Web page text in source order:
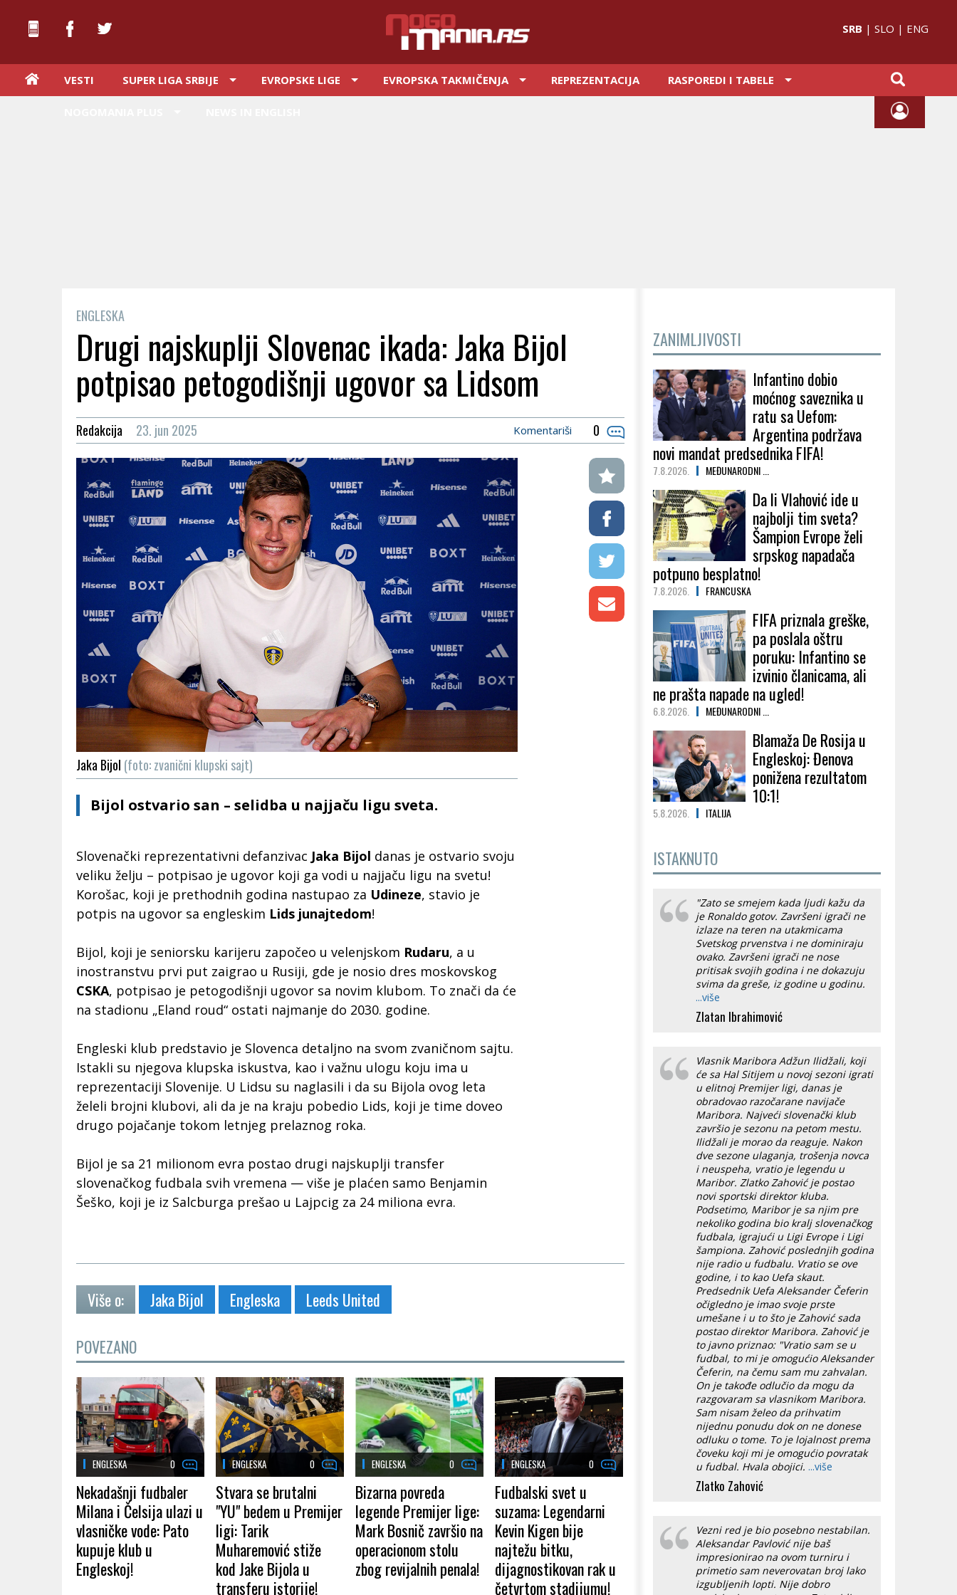
SRB | SLO | ENG
VESTI SUPER LIGA SRBIJE EVROPSKE LIGE EVROPSKA TAKMIČENJA REPREZENTACIJA RASPOREDI I TABELE
ENGLESKA
Drugi najskuplji Slovenac ikada: Jaka Bijol
potpisao petogodišnji ugovor sa Lidsom
Redakcija 23. jun 2025 0
Komentariši
Jaka Bijol (foto: zvanični klupski sajt)
Bijol ostvario san – selidba u najjaču ligu sveta.
Slovenački reprezentativni defanzivac Jaka Bijol danas je ostvario svoju
veliku želju – potpisao je ugovor koji ga vodi u najjaču ligu na svetu!
Korošac, koji je prethodnih godina nastupao za Udineze, stavio je
potpis na ugovor sa engleskim Lids junajtedom!
Bijol, koji je seniorsku karijeru započeo u velenjskom Rudaru, a u
inostranstvu prvi put zaigrao u Rusiji, gde je nosio dres moskovskog
CSKA, potpisao je petogodišnji ugovor sa novim klubom. To znači da će
na stadionu „Eland roud“ ostati najmanje do 2030. godine.
Engleski klub predstavio je Slovenca detaljno na svom zvaničnom sajtu.
Istakli su njegova klupska iskustva, kao i važnu ulogu koju ima u
reprezentaciji Slovenije. U Lidsu su naglasili i da su Bijola ovog leta
želeli brojni klubovi, ali da je na kraju pobedio Lids, koji je time doveo
drugo pojačanje tokom letnjeg prelaznog roka.
Bijol je sa 21 milionom evra postao drugi najskuplji transfer
slovenačkog fudbala svih vremena — više je plaćen samo Benjamin
Šeško, koji je iz Salcburga prešao u Lajpcig za 24 miliona evra.
Više o: Jaka Bijol Engleska Leeds United
POVEZANO
ENGLESKA 0
Nekadašnji fudbaler
Milana i Čelsija ulazi u
vlasničke vode: Pato
kupuje klub u
Engleskoj!
ENGLESKA 0
Stvara se brutalni
"YU" bedem u Premijer
ligi: Tarik
Muharemović stiže
kod Jake Bijola u
transferu istorije!
ENGLESKA 0
Bizarna povreda
legende Premijer lige:
Mark Bosnič završio na
operacionom stolu
zbog revijalnih penala!
ENGLESKA 0
Fudbalski svet u
suzama: Legendarni
Kevin Kigen bije
najtežu bitku,
dijagnostikovan rak u
četvrtom stadijumu!
ZANIMLJIVOSTI
Infantino dobio
moćnog saveznika u
ratu sa Uefom:
Argentina podržava
novi mandat predsednika FIFA!
7.8.2026. MEĐUNARODNI ...
Da li Vlahović ide u
najbolji tim sveta?
Šampion Evrope želi
srpskog napadača
potpuno besplatno!
7.8.2026. FRANCUSKA
FIFA priznala greške,
pa poslala oštru
poruku: Infantino se
izvinio članicama, ali
ne prašta napade na ugled!
6.8.2026. MEĐUNARODNI ...
Blamaža De Rosija u
Engleskoj: Đenova
ponižena rezultatom
10:1!
5.8.2026. ITALIJA
ISTAKNUTO
"Zato se smejem kada ljudi kažu da
je Ronaldo gotov. Završeni igrači ne
izlaze na teren na utakmicama
Svetskog prvenstva i ne dominiraju
ovako. Završeni igrači ne nose
pritisak svojih godina i ne dokazuju
svima da greše, iz godine u godinu.
...više
Zlatan Ibrahimović
Vlasnik Maribora Adžun Ilidžali, koji
će sa Hal Sitijem u novoj sezoni igrati
u elitnoj Premijer ligi, danas je
obradovao razočarane navijače
Maribora. Najveći slovenački klub
završio je sezonu na petom mestu.
Ilidžali je morao da reaguje. Nakon
dve sezone ulaganja, trošenja novca
i neuspeha, vratio je legendu u
Maribor. Zlatko Zahović je postao
novi sportski direktor kluba.
Podsetimo, Maribor je sa njim pre
nekoliko godina bio kralj slovenačkog
fudbala, igrajući u Ligi Evrope i Ligi
šampiona. Zahović poslednjih godina
nije radio u fudbalu. Vratio se ove
godine, i to kao Uefa skaut.
Predsednik Uefa Aleksander Čeferin
očigledno je imao svoje prste
umešane i u to što je Zahović sada
postao direktor Maribora. Zahović je
to javno priznao: "Vratio sam se u
fudbal, to mi je omogućio Aleksander
Čeferin, na čemu sam mu zahvalan.
On je takođe odlučio da mogu da
razgovaram sa vlasnikom Maribora.
Sam nisam želeo da prihvatim
nijednu ponudu dok on ne donese
odluku o tome. To je lojalnost prema
čoveku koji mi je omogućio povratak
u fudbal. Hvala obojici. ...više
Zlatko Zahović
Vezni red je bio posebno nestabilan.
Aleksandar Pavlović nije baš
impresionirao na ovom turniru i
primetio sam neverovatan broj lako
izgubljenih lopti. Nije dobro